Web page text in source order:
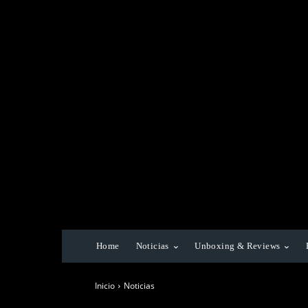
Home Noticias Unboxing & Reviews
Inicio Noticias